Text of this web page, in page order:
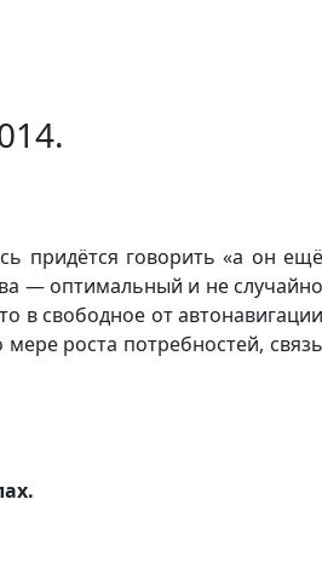
придётся говорить «а он ещё
— оптимальный и не случайно
в свободное от автонавигации
роста потребностей, связь